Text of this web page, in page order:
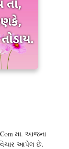
મા. આજના
આપેલ છે.